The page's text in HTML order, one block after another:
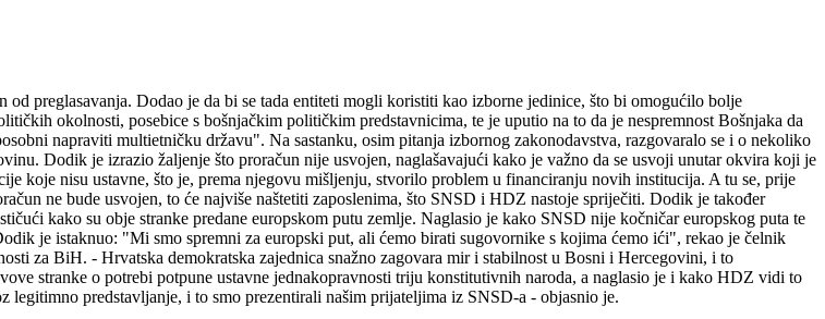
preglasavanja. Dodao je da bi se tada entiteti mogli koristiti kao izborne jedinice, što bi omogućilo bolje
okolnosti, posebice s bošnjačkim političkim predstavnicima, te je uputio na to da je nespremnost Bošnjaka da
napraviti multietničku državu". Na sastanku, osim pitanja izbornog zakonodavstva, razgovaralo se i o nekoliko
Dodik je izrazio žaljenje što proračun nije usvojen, naglašavajući kako je važno da se usvoji unutar okvira koji je
koje nisu ustavne, što je, prema njegovu mišljenju, stvorilo problem u financiranju novih institucija. A tu se, prije
ne bude usvojen, to će najviše naštetiti zaposlenima, što SNSD i HDZ nastoje spriječiti. Dodik je također
kako su obje stranke predane europskom putu zemlje. Naglasio je kako SNSD nije kočničar europskog puta te
je istaknuo: "Mi smo spremni za europski put, ali ćemo birati sugovornike s kojima ćemo ići", rekao je čelnik
za BiH. - Hrvatska demokratska zajednica snažno zagovara mir i stabilnost u Bosni i Hercegovini, i to
stranke o potrebi potpune ustavne jednakopravnosti triju konstitutivnih naroda, a naglasio je i kako HDZ vidi to
predstavljanje, i to smo prezentirali našim prijateljima iz SNSD-a - objasnio je.